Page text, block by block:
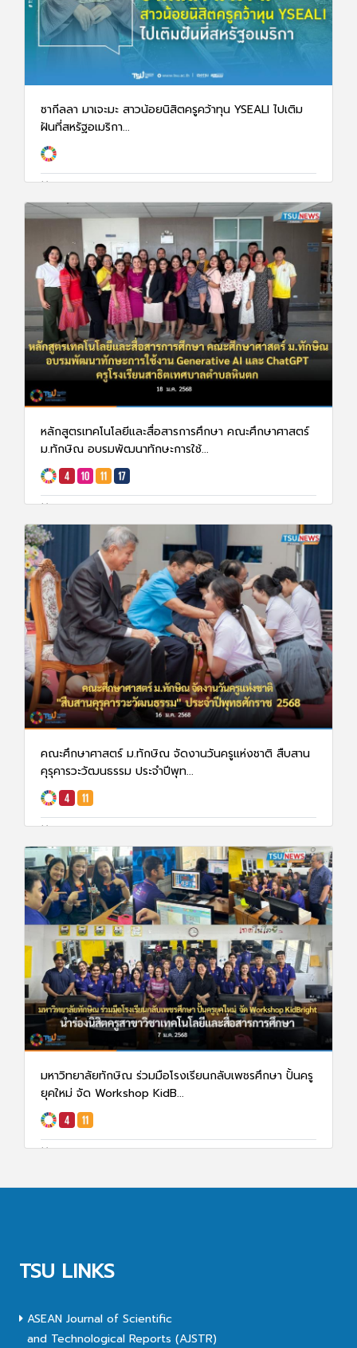
ซากีลลา มาเจะมะ สาวน้อยนิสิตครูคว้าทุน YSEALI ไปเติม
ฝันที่สหรัฐอเมริกา...
หลักสูตรเทคโนโลยีและสื่อสารการศึกษา คณะศึกษาศาสตร์
ม.ทักษิณ อบรมพัฒนาทักษะการใช้...
คณะศึกษาศาสตร์ ม.ทักษิณ จัดงานวันครูแห่งชาติ สืบสาน
คุรุคารวะวัฒนธรรม ประจำปีพุท...
มหาวิทยาลัยทักษิณ ร่วมมือโรงเรียนกลับเพชรศึกษา ปั้นครู
ยุคใหม่ จัด Workshop KidB...
TSU LINKS
ASEAN Journal of Scientific
and Technological Reports (AJSTR)